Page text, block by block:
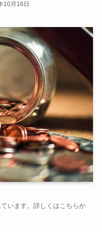
10月16日
います。詳しくはこちらか